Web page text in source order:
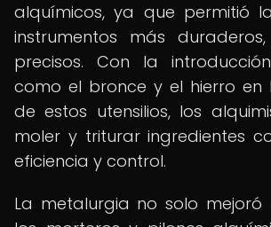
alquímicos, ya que permitió
instrumentos más
precisos. Con la
como el bronce y el hierro en
de estos utensilios, los
moler y triturar ingredientes
eficiencia y control.
La metalurgia no solo